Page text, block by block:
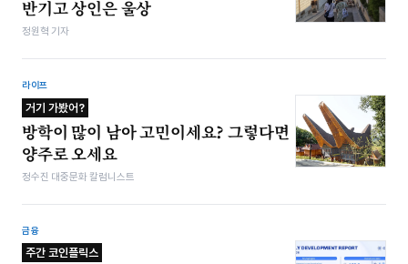
반기고 상인은 울상
정원혁 기자
라이프
거기 가봤어?
방학이 많이 남아 고민이세요? 그렇다면
양주로 오세요
정수진 대중문화 칼럼니스트
금융
주간 코인플릭스